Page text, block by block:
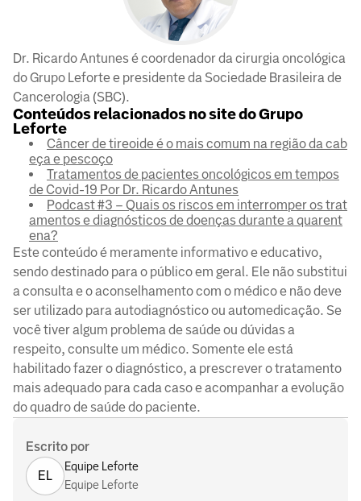
Dr. Ricardo Antunes é coordenador da cirurgia oncológica
do Grupo Leforte e presidente da Sociedade Brasileira de
Cancerologia (SBC).
Conteúdos relacionados no site do Grupo
Leforte
Câncer de tireoide é o mais comum na região da cab
eça e pescoço
Tratamentos de pacientes oncológicos em tempos
de Covid-19 Por Dr. Ricardo Antunes
Podcast #3 – Quais os riscos em interromper os trat
amentos e diagnósticos de doenças durante a quarent
ena?
Este conteúdo é meramente informativo e educativo,
sendo destinado para o público em geral. Ele não substitui
a consulta e o aconselhamento com o médico e não deve
ser utilizado para autodiagnóstico ou automedicação. Se
você tiver algum problema de saúde ou dúvidas a
respeito, consulte um médico. Somente ele está
habilitado fazer o diagnóstico, a prescrever o tratamento
mais adequado para cada caso e acompanhar a evolução
do quadro de saúde do paciente.
Escrito por
EL
Equipe Leforte
Equipe Leforte